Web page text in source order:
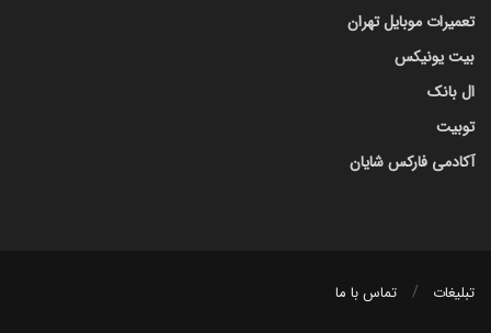
تعمیرات موبایل تهران
بیت یونیکس
ال بانک
توبیت
آکادمی فارکس شایان
تبلیغات تماس با ما